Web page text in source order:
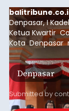
Denpasar, I
Ketua Kwartir
Kota Denpasar
Cabang
mengikuti
Tahun 2026 di
Jakarta Timur.
Denpasar
Submitted by